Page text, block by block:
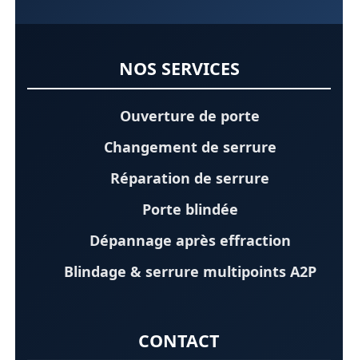
NOS SERVICES
Ouverture de porte
Changement de serrure
Réparation de serrure
Porte blindée
Dépannage après effraction
Blindage & serrure multipoints A2P
CONTACT